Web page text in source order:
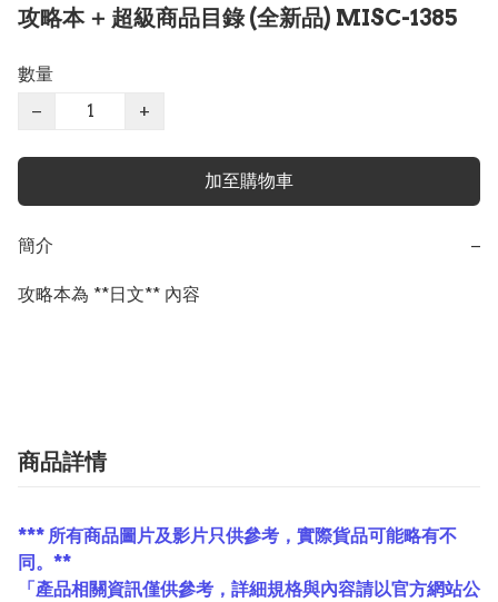
攻略本 ＋ 超級商品目錄 (全新品) MISC-1385
數量
−
+
加至購物車
簡介 −
攻略本為 **日文** 內容
商品詳情
*** 所有商品圖片及影片只供參考，實際貨品可能略有不
同。**
「產品相關資訊僅供參考，詳細規格與內容請以官方網站公